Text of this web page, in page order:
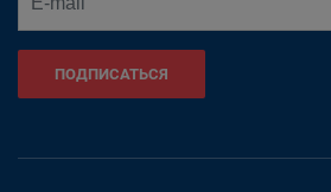
ПОДПИСАТЬСЯ